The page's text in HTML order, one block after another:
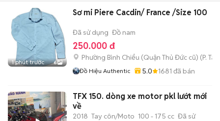
1 phút trước 6
Sơ mi Piere Cacdin/ France /Size 100
Đã sử dụng Đồ nam
250.000 đ
Phường Bình Chiểu (Quận Thủ Đức cũ) (P.
Đồ Hiệu Authentic 5.0 1681 đã bán
TFX 150. dòng xe motor pkl lướt mới
về
2018 Tay côn/Moto 100 - 175 cc Đã sử